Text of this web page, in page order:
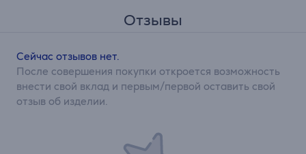
Отзывы
Сейчас отзывов нет.
После совершения покупки откроется возможность
внести свой вклад и первым/первой оставить свой
отзыв об изделии.